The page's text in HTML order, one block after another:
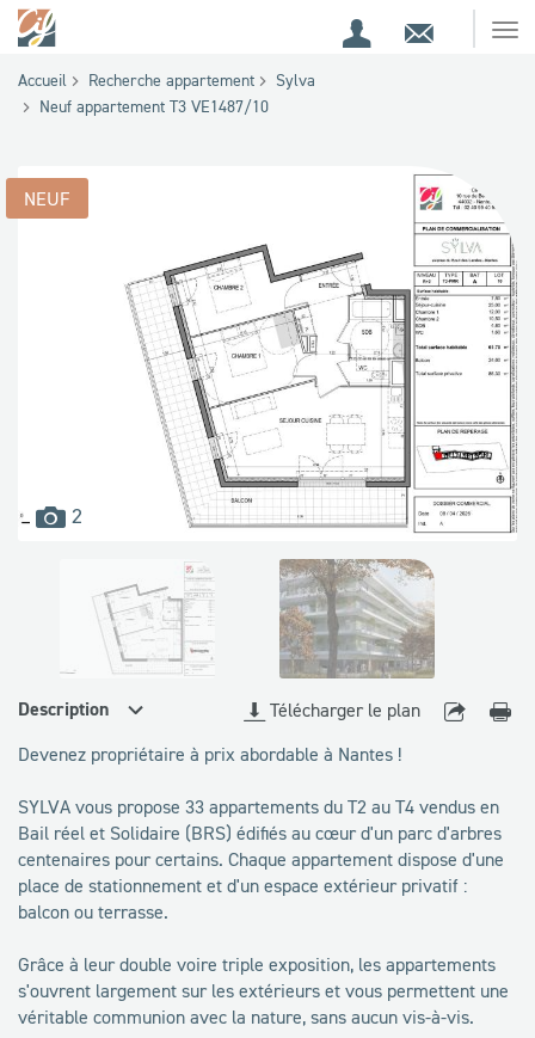
EspaceContact
Accueil Recherche appartement
Sylva
Neuf appartement T3 VE1487/10
NEUF
2
Télécharger le plan
Description
Devenez propriétaire à prix abordable à Nantes !
SYLVA vous propose 33 appartements du T2 au T4 vendus en
Bail réel et Solidaire (BRS) édifiés au cœur d'un parc d'arbres
centenaires pour certains. Chaque appartement dispose d'une
place de stationnement et d'un espace extérieur privatif :
balcon ou terrasse.
Grâce à leur double voire triple exposition, les appartements
s'ouvrent largement sur les extérieurs et vous permettent une
véritable communion avec la nature, sans aucun vis-à-vis.